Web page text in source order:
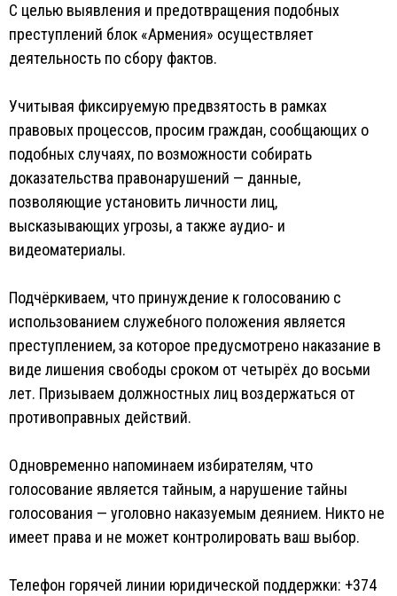
С целью выявления и предотвращения подобных
преступлений блок «Армения» осуществляет
деятельность по сбору фактов.
Учитывая фиксируемую предвзятость в рамках
правовых процессов, просим граждан, сообщающих о
подобных случаях, по возможности собирать
доказательства правонарушений — данные,
позволяющие установить личности лиц,
высказывающих угрозы, а также аудио- и
видеоматериалы.
Подчёркиваем, что принуждение к голосованию с
использованием служебного положения является
преступлением, за которое предусмотрено наказание в
виде лишения свободы сроком от четырёх до восьми
лет. Призываем должностных лиц воздержаться от
противоправных действий.
Одновременно напоминаем избирателям, что
голосование является тайным, а нарушение тайны
голосования — уголовно наказуемым деянием. Никто не
имеет права и не может контролировать ваш выбор.
Телефон горячей линии юридической поддержки: +374